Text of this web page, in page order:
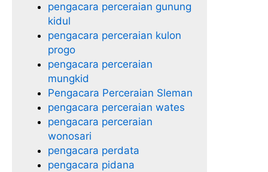
pengacara perceraian gunung
kidul
pengacara perceraian kulon
progo
pengacara perceraian
mungkid
Pengacara Perceraian Sleman
pengacara perceraian wates
pengacara perceraian
wonosari
pengacara perdata
pengacara pidana